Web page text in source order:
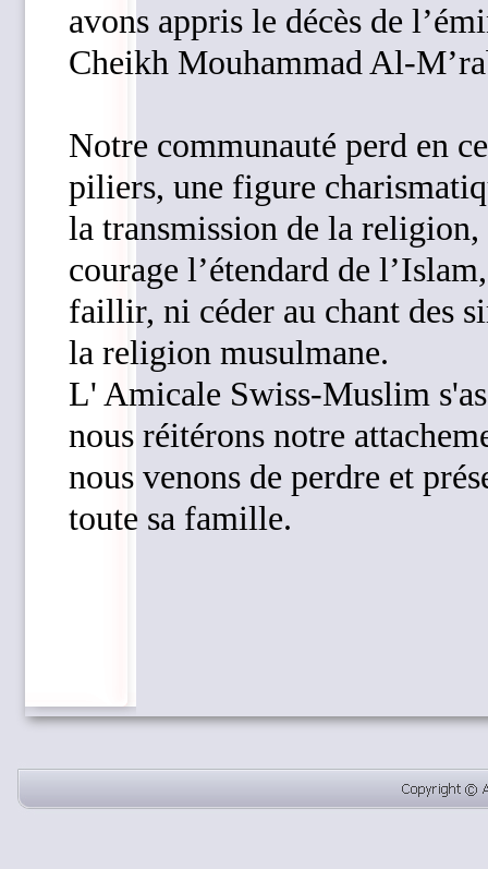
avons appris le décès de
Cheikh Mouhammad Al-
Notre communauté perd en
piliers, une figure
la transmission de la religion,
courage l’étendard de
faillir, ni céder au chant des
la religion musulmane.
L' Amicale Swiss-Muslim
nous réitérons notre
nous venons de perdre et
toute sa famille.